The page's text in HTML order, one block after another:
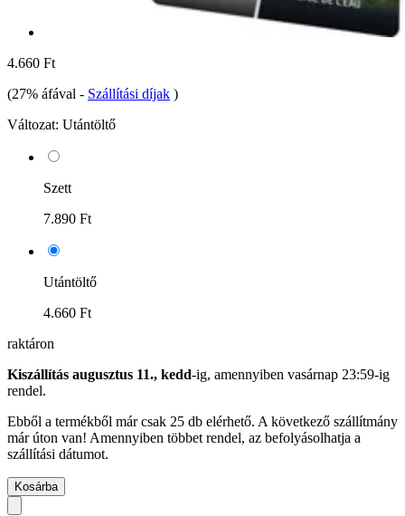
4.660 Ft
(27% áfával - Szállítási díjak )
Változat: Utántöltő
Szett
7.890 Ft
Utántöltő
4.660 Ft
raktáron
Kiszállítás augusztus 11., kedd-ig, amennyiben vasárnap 23:59-ig
rendel.
Ebből a termékből már csak 25 db elérhető. A következő szállítmány
már úton van! Amennyiben többet rendel, az befolyásolhatja a
szállítási dátumot.
Kosárba